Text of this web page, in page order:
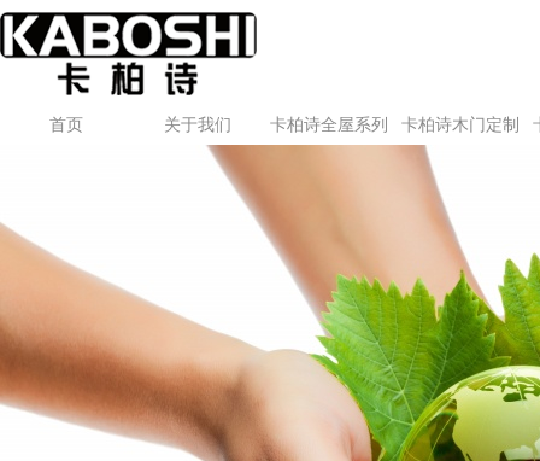
首页 关于我们 卡柏诗全屋系列 卡柏诗木门定制